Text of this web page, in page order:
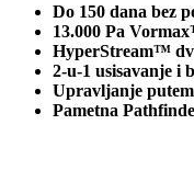
Do 150 dana bez
13.000 Pa
HyperStream™
2-u-1 usisavanje i
Upravljanje
Pametna